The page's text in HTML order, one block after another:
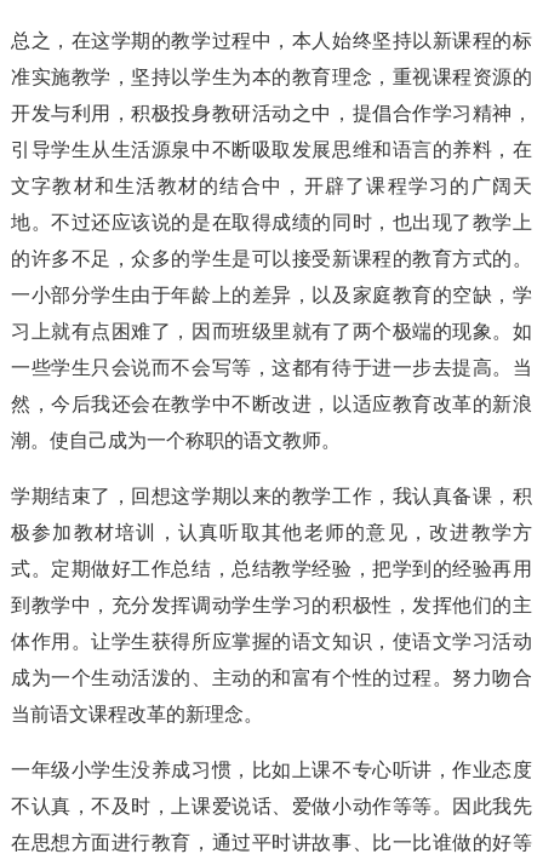
总之，在这学期的教学过程中，本人始终坚持以新课程的标
准实施教学，坚持以学生为本的教育理念，重视课程资源的
开发与利用，积极投身教研活动之中，提倡合作学习精神，
引导学生从生活源泉中不断吸取发展思维和语言的养料，在
文字教材和生活教材的结合中，开辟了课程学习的广阔天
地。不过还应该说的是在取得成绩的同时，也出现了教学上
的许多不足，众多的学生是可以接受新课程的教育方式的。
一小部分学生由于年龄上的差异，以及家庭教育的空缺，学
习上就有点困难了，因而班级里就有了两个极端的现象。如
一些学生只会说而不会写等，这都有待于进一步去提高。当
然，今后我还会在教学中不断改进，以适应教育改革的新浪
潮。使自己成为一个称职的语文教师。
学期结束了，回想这学期以来的教学工作，我认真备课，积
极参加教材培训，认真听取其他老师的意见，改进教学方
式。定期做好工作总结，总结教学经验，把学到的经验再用
到教学中，充分发挥调动学生学习的积极性，发挥他们的主
体作用。让学生获得所应掌握的语文知识，使语文学习活动
成为一个生动活泼的、主动的和富有个性的过程。努力吻合
当前语文课程改革的新理念。
一年级小学生没养成习惯，比如上课不专心听讲，作业态度
不认真，不及时，上课爱说话、爱做小动作等等。因此我先
在思想方面进行教育，通过平时讲故事、比一比谁做的好等